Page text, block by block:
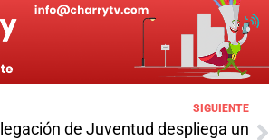
SIGUIENTE
de Juventud despliega un